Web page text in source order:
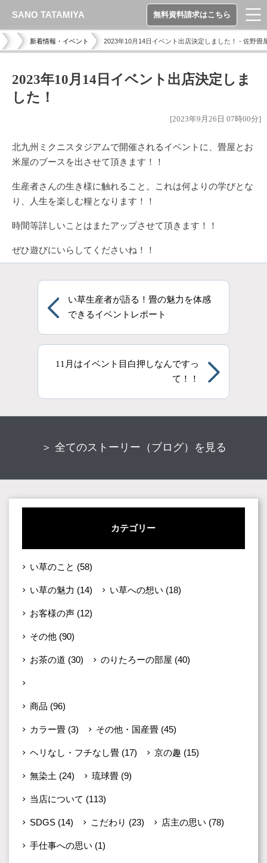
新着情報・イベント 2023年10月14日イベント出店決定しました！ - 佐野畳
2023年10月14日イベント出店決定しま
した！
[2023年9月26日 07時00分]
北九州ミクニスタジアムで開催されるイベントに、畳屋とお
米屋のブースを出させて頂きます！！
生産者さんの生き様に触れること。これは何よりの学びとな
り、人生を楽しむ糧となります！！
時間等詳しいことはまたアップさせて頂きます！！
ぜひ遊びにいらしてくださいね！！
い草生産者が語る！畳の魅力を体感
できるイベントレポート
11月はイベント目白押しなんですっ
て！！
＞ 全てのストーリー（ブログ）を見る
カテゴリー
い草のこと (58)
い草の魅力 (14) い草への想い (18)
お客様の声 (12)
その他 (90)
お茶の道 (30) のりたろーの部屋 (40)
商品 (96)
カラー畳 (3) その他・国産畳 (45)
ヘリなし・フチなし畳 (17) 京の趣 (15)
無染土 (24) 琉球畳 (9)
当店について (113)
SDGS (14) こだわり (23) 店主の思い (78)
手仕事への思い (1)
SANO TATAMIYA 無料資料請求はこちら